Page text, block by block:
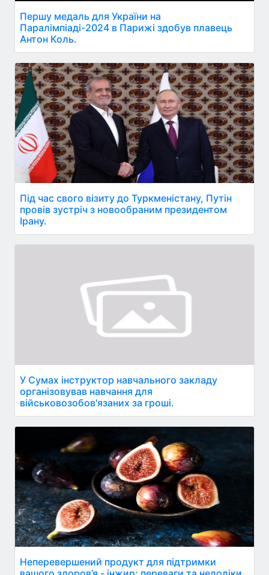
Першу медаль для України на
Паралімпіаді-2024 в Парижі здобув плавець
Антон Коль.
Під час свого візиту до Туркменістану, Путін
провів зустріч з новообраним президентом
Ірану.
У Сумах інструктор навчального закладу
організовував навчання для
військовозобов'язаних за гроші.
Неперевершений продукт для підтримки